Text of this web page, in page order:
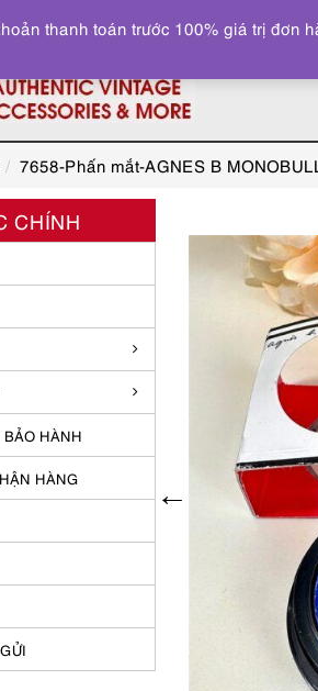
7658-Phấn mắt-AGNES B
CHÍNH
HÀNH
HÀNG
thanh toán trước 100% giá trị đơn